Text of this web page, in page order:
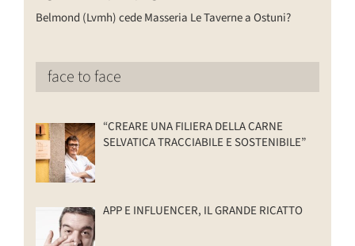
Belmond (Lvmh) cede Masseria Le Taverne a Ostuni?
face to face
“CREARE UNA FILIERA DELLA CARNE
SELVATICA TRACCIABILE E SOSTENIBILE”
APP E INFLUENCER, IL GRANDE RICATTO